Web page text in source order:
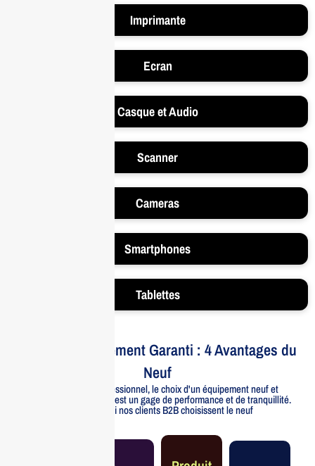
Imprimante
Ecran
Casque et Audio
Scanner
Cameras
Smartphones
Tablettes
Votre Investissement Garanti : 4 Avantages du
Neuf
Pour un usage professionnel, le choix d'un équipement neuf et
officiellement distribué est un gage de performance et de tranquillité.
Voici pourquoi nos clients B2B choisissent le neuf